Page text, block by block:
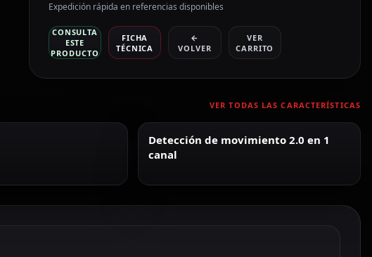
Expedición rápida en referencias disponibles
CONSULTA
ESTE
PRODUCTO
FICHA
TÉCNICA
←
VOLVER
VER
CARRITO
VER TODAS LAS CARACTERÍSTICAS
Detección de movimiento 2.0 en 1
canal